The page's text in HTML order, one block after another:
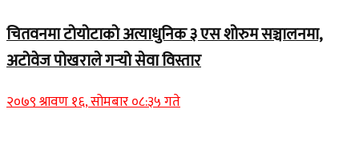
चितवनमा टोयोटाको अत्याधुनिक ३ एस शोरुम सञ्चालनमा,
अटोवेज पोखराले गर्‍यो सेवा विस्तार
२०७९ श्रावण १६, सोमबार ०८:३५ गते